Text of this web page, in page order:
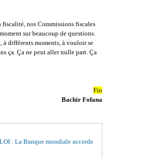
nos Commissions fiscales
sur beaucoup de questions.
à différents moments, à vouloir se
ça. Ça ne peut aller nulle part. Ça
Fin
Bachir Fofana
: La Banque mondiale accorde